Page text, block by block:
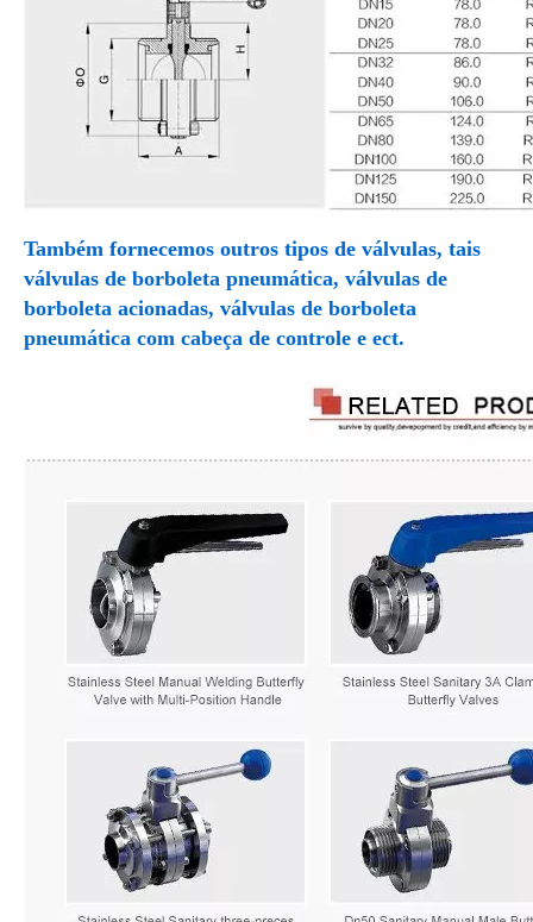
Também fornecemos outros tipos de válvulas, tais
válvulas de borboleta pneumática, válvulas de
borboleta acionadas, válvulas de borboleta
pneumática com cabeça de controle e ect.